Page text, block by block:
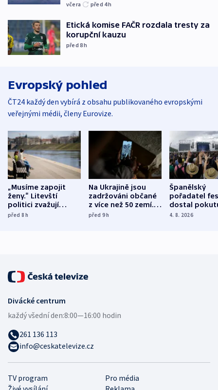
včera před 4h
Etická komise FAČR rozdala tresty za
korupční kauzu
před 8h
Evropský pohled
ČT24 každý den vybírá z obsahu publikovaného evropskými
veřejnými médii, členy Eurovize.
„Musíme zapojit
ženy.“ Litevští
politici zvažují
dohodu o
před 8h
Na Ukrajině jsou
zadržováni občané
z více než 50 zemí.
Bojovali na straně
před 9h
Španělský
pořadatel
dostal
nekalé
4. 8. 2026
TV program
Pro média
Divácké centrum
každý všední den:8:00—16:00 hodin
261 136 113
info@ceskatelevize.cz